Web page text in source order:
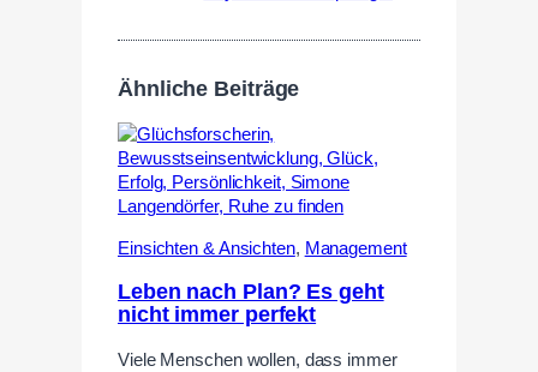
Ähnliche Beiträge
Einsichten & Ansichten, Management
Leben nach Plan? Es geht
nicht immer perfekt
Viele Menschen wollen, dass immer